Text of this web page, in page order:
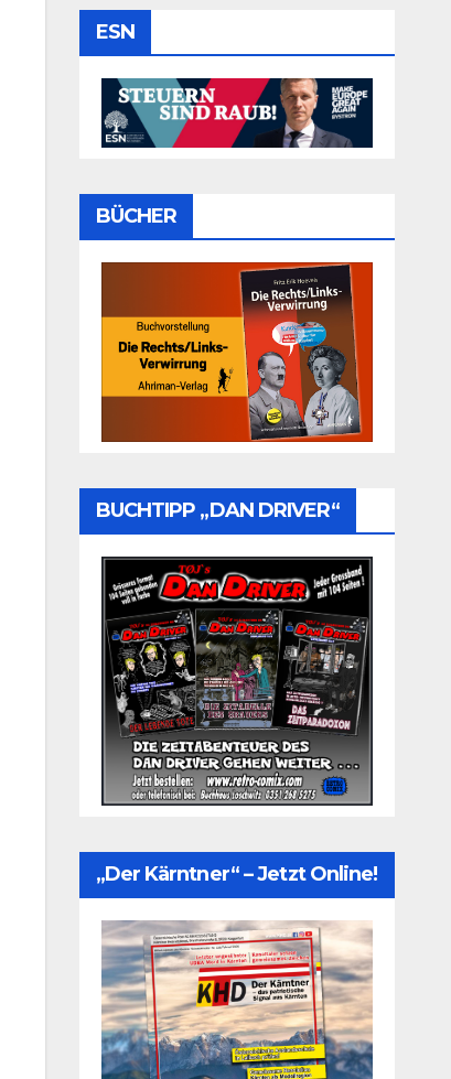
ESN
BÜCHER
BUCHTIPP „DAN DRIVER“
„Der Kärntner“ – Jetzt Online!